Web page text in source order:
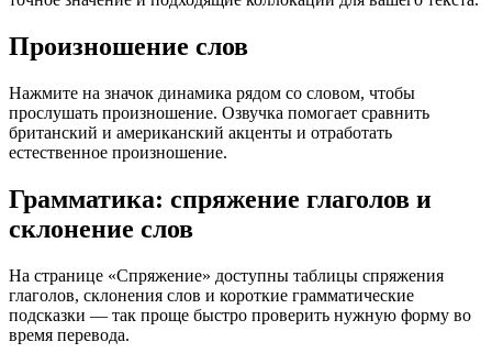
Произношение слов
Нажмите на значок динамика рядом со словом, чтобы
прослушать произношение. Озвучка помогает сравнить
британский и американский акценты и отработать
естественное произношение.
Грамматика: спряжение глаголов и
склонение слов
На странице «Спряжение» доступны таблицы спряжения
глаголов, склонения слов и короткие грамматические
подсказки — так проще быстро проверить нужную форму во
время перевода.